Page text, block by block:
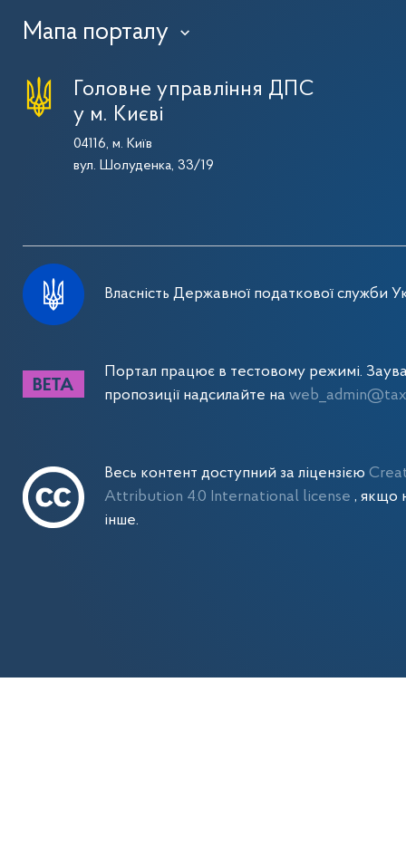
Мапа порталу ›
Головне управління ДПС
у м. Києві
04116, м. Київ
вул. Шолуденка, 33/19
Власність Державної податкової служби
Портал працює в тестовому режимі.
пропозиції надсилайте на
Весь контент доступний за ліцензією
Attribution 4.0 International license , якщо
інше.